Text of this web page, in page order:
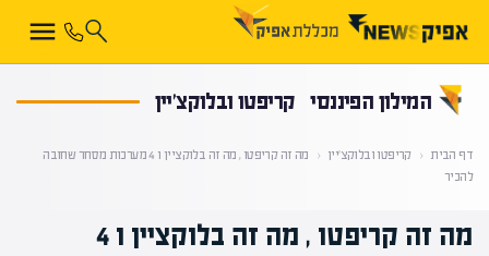
המילון הפיננסי קריפטו ובלוקצ'יין
דף הבית ‹ קריפטו ובלוקצ'יין ‹
מה זה קריפטו , מה זה בלוקציין ו 4 מערכות מסחר שחובה
להכיר
מה זה קריפטו , מה זה בלוקציין ו 4